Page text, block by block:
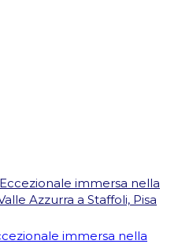
immersa nella